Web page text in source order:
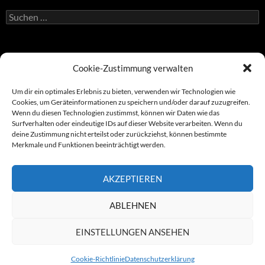
Cookie-Zustimmung verwalten
Um dir ein optimales Erlebnis zu bieten, verwenden wir Technologien wie
Cookies, um Geräteinformationen zu speichern und/oder darauf zuzugreifen.
Wenn du diesen Technologien zustimmst, können wir Daten wie das
Surfverhalten oder eindeutige IDs auf dieser Website verarbeiten. Wenn du
deine Zustimmung nicht erteilst oder zurückziehst, können bestimmte
Merkmale und Funktionen beeinträchtigt werden.
AKZEPTIEREN
ABLEHNEN
EINSTELLUNGEN ANSEHEN
Cookie-RichtlinieDatenschutzerklärung
Suchen
nach:
Donaustadtstraße 30/12/37
+ 43 699 1234 0011
design@duniecki.com
Impressum
Cookie-Richtlinie (EU)
© PETER DUNIECKI DESIGN